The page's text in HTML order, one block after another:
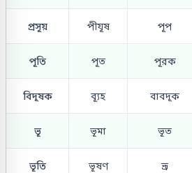
প্রসূয় পীযূষ পূপ
পূতি পূত পূরক
বিদূষক ব্যূহ বাবদূক
ভূ ভূমা ভূত
ভূতি ভূষণ ভ্রূ